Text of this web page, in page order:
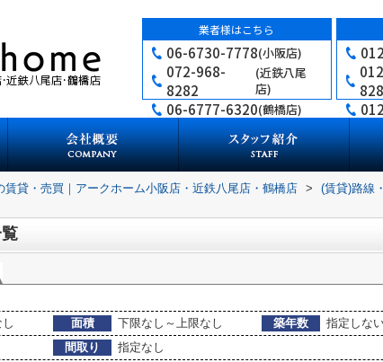
業者様はこちら
06-6730-7778(小阪店)
072-968-
8282
(近鉄八尾
店)
06-6777-6320(鶴橋店)
貸・売買｜アークホーム小阪店・近鉄八尾店・鶴橋店 > (賃貸)路線
面積 下限なし～上限なし 築年数
指定しな
間取り
指定なし